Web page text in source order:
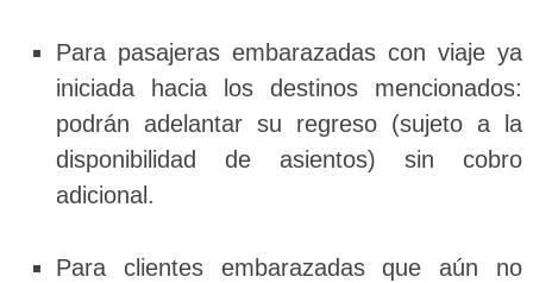
Para pasajeras embarazadas con viaje ya
iniciada hacia los destinos mencionados:
podrán adelantar su regreso (sujeto a la
disponibilidad de asientos) sin cobro
adicional.
Para clientes embarazadas que aún no